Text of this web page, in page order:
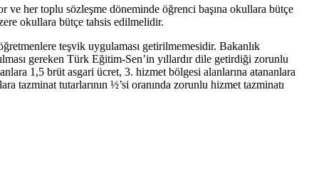
ve her toplu sözleşme döneminde öğrenci başına okullara bütçe
okullara bütçe tahsis edilmelidir.
teşvik uygulaması getirilmemesidir. Bakanlık
gereken Türk Eğitim-Sen’in yıllardır dile getirdiği zorunlu
1,5 brüt asgari ücret, 3. hizmet bölgesi alanlarına atananlara
tazminat tutarlarının ½’si oranında zorunlu hizmet tazminatı